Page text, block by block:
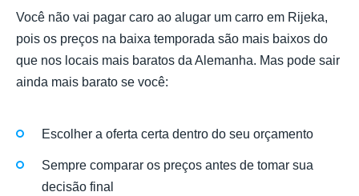
Você não vai pagar caro ao alugar um carro em Rijeka,
pois os preços na baixa temporada são mais baixos do
que nos locais mais baratos da Alemanha. Mas pode sair
ainda mais barato se você:
Escolher a oferta certa dentro do seu orçamento
Sempre comparar os preços antes de tomar sua
decisão final